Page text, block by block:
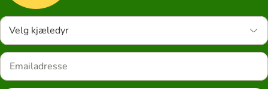
Velg kjæledyr